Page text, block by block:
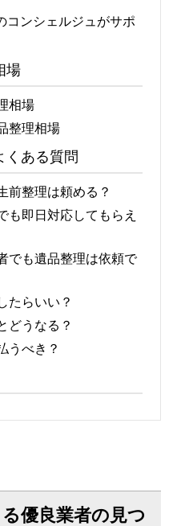
コンシェルジュがサポ
場
相場
整理相場
くある質問
前整理は頼める？
も即日対応してもらえ
でも遺品整理は依頼で
たらいい？
どうなる？
うべき？
優良業者の見つ